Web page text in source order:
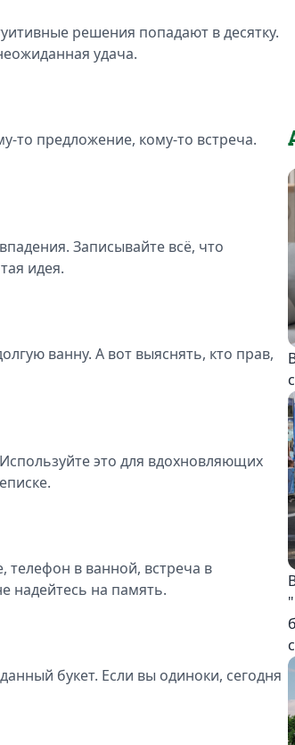
решения попадают в десятку.
удача.
то предложение, кому-то встреча.
Записывайте всё, что
идея.
ванну. А вот выяснять, кто прав,
это для вдохновляющих
телефон в ванной, встреча в
надейтесь на память.
букет. Если вы одиноки, сегодня